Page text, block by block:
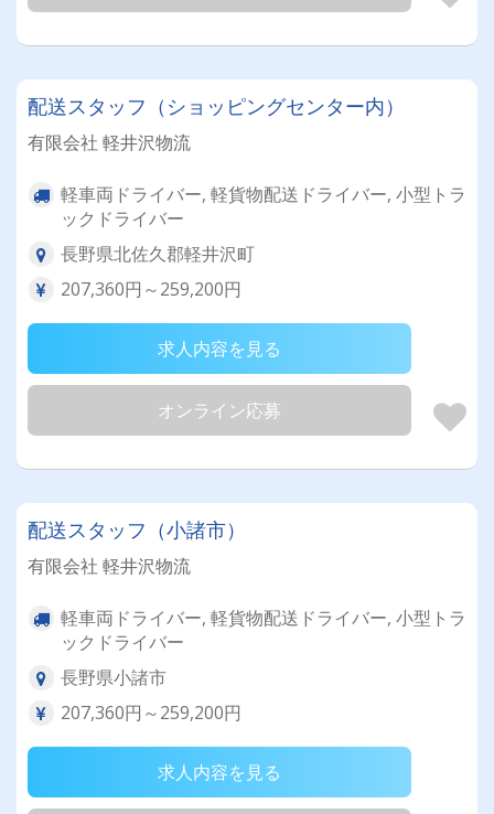
配送スタッフ（ショッピングセンター内）
有限会社 軽井沢物流
軽車両ドライバー, 軽貨物配送ドライバー, 小型トラ
ックドライバー
長野県北佐久郡軽井沢町
207,360円～259,200円
求人内容を見る
オンライン応募
配送スタッフ（小諸市）
有限会社 軽井沢物流
軽車両ドライバー, 軽貨物配送ドライバー, 小型トラ
ックドライバー
長野県小諸市
207,360円～259,200円
求人内容を見る